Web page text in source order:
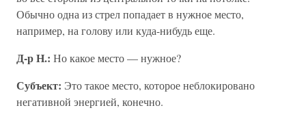
Обычно одна из стрел попадает в нужное место,
например, на голову или куда-нибудь еще.
Д-р Н.: Но какое место — нужное?
Субъект: Это такое место, которое неблокировано
негативной энергией, конечно.